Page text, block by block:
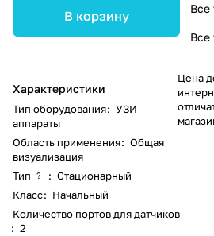
В корзину
Характеристики
Тип оборудования: УЗИ
аппараты
Область применения: Общая
визуализация
Тип
? : Стационарный
Класс: Начальный
Количество портов для датчиков
: 2
Все
Все
Цена